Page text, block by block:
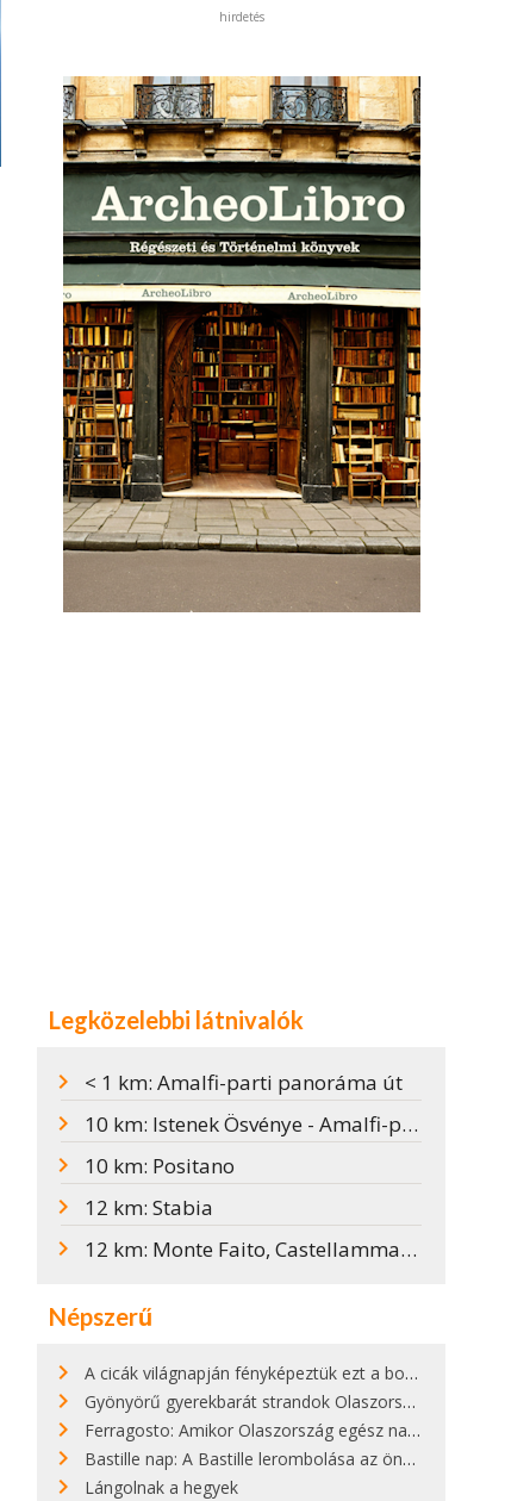
hirdetés
Legközelebbi látnivalók
< 1 km: Amalfi-parti panoráma út
10 km: Istenek Ösvénye - Amalfi-part legszebb túraútja
10 km: Positano
12 km: Stabia
12 km: Monte Faito, Castellammare di Stabia
Népszerű
A cicák világnapján fényképeztük ezt a bokor alatt hűsölő cicát Kisorosziban
Gyönyörű gyerekbarát strandok Olaszországban - megmutatjuk a 15 legjobbat
Ferragosto: Amikor Olaszország egész nap nyaral
Bastille nap: A Bastille lerombolása az önkényuralom végét jelentette
Lángolnak a hegyek